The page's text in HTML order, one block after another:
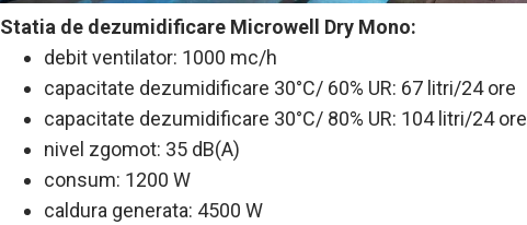
Statia de dezumidificare Microwell Dry Mono:
debit ventilator: 1000 mc/h
capacitate dezumidificare 30°C/ 60% UR: 67 litri/24 ore
capacitate dezumidificare 30°C/ 80% UR: 104 litri/24 ore
nivel zgomot: 35 dB(A)
consum: 1200 W
caldura generata: 4500 W